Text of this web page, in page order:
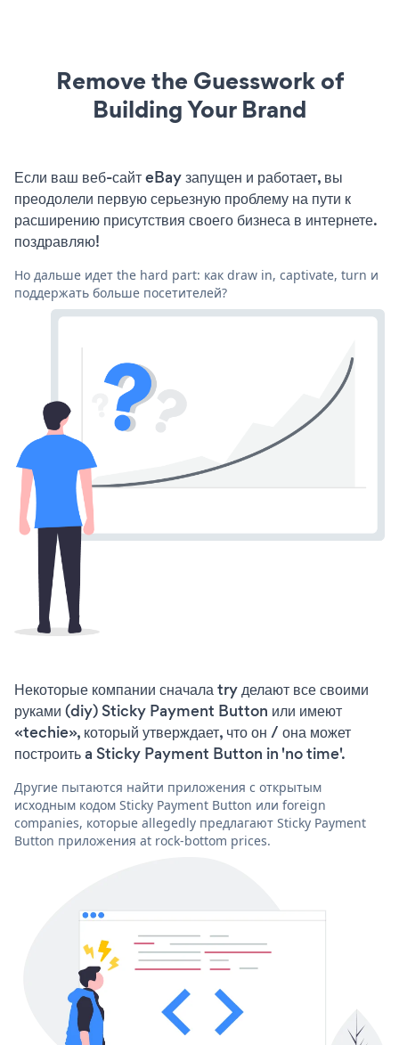
Remove the Guesswork of
Building Your Brand
Если ваш веб-сайт eBay запущен и работает, вы
преодолели первую серьезную проблему на пути к
расширению присутствия своего бизнеса в интернете.
поздравляю!
Но дальше идет the hard part: как draw in, captivate, turn и
поддержать больше посетителей?
Некоторые компании сначала try делают все своими
руками (diy) Sticky Payment Button или имеют
«techie», который утверждает, что он / она может
построить a Sticky Payment Button in 'no time'.
Другие пытаются найти приложения с открытым
исходным кодом Sticky Payment Button или foreign
companies, которые allegedly предлагают Sticky Payment
Button приложения at rock-bottom prices.